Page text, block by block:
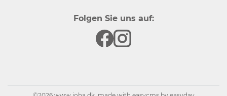
Folgen Sie uns auf: